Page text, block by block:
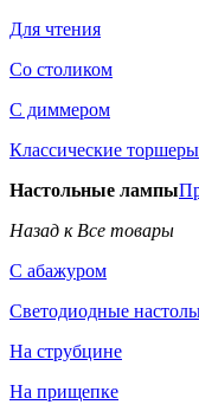
Для чтения
Со столиком
С диммером
Классические торшеры
Настольные лампы
Назад к Все товары
С абажуром
Светодиодные
На струбцине
На прищепке